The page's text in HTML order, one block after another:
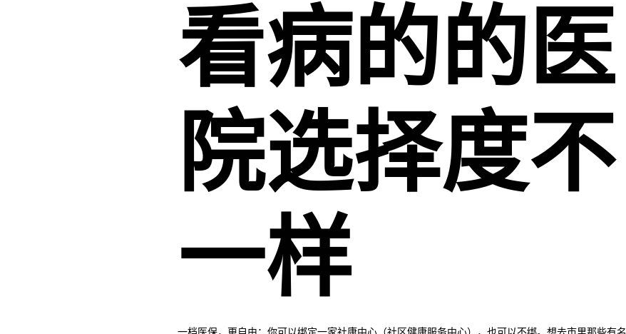
看病的的医
院选择度不
一样